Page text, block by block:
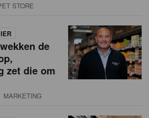
STORE
de
zet die om
MARKETING